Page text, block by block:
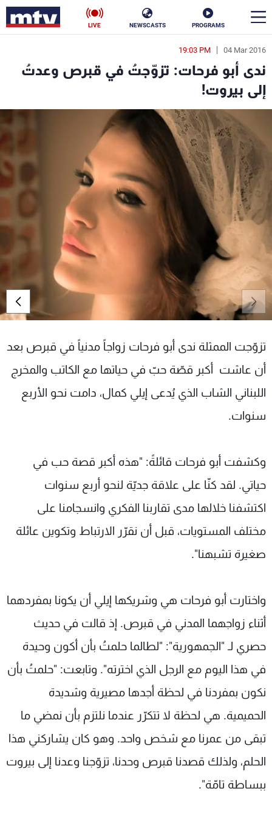
PROGRAMS
NEWSCASTS
LIVE
04 Mar 2016
19:03 PM
ندى أبو فرحات: تزوّجتُ في قبرص وعدتُ
إلى بيروت!
تزوّجت الممثلة ندى أبو فرحات زواجاً مدنياً في قبرص بعد
أن عاشت أكبر قصّة حبّ في حياتها مع الكاتب والمخرج
اللبناني الشاب الذي يُدعى إيلي كمال، دامت نحو الأربع
سنوات.
وكشفت أبو فرحات قائلةً: "هذه أكبر قصة حب في
حياتي. لقد كنّا على علاقة جديّة لنحو أربع سنوات
اكتشفنا خلالها مدى تقاربنا الفكري وانسجامنا على
مختلف المستويات، قبل أن نقرّر الارتباط وتكوين عائلة
صغيرة تشبهنا".
واختارت أبو فرحات هي وشريكها إيلي أن يكونا بمفردهما
أثناء زواجهما المدني في قبرص. إذ قالت في حديث
حصري لـ "الجمهورية": "لطالما حلمتُ بأن أكون وحيدة
في هذا اليوم مع الرجل الذي اخترته". وتابعت: "حلمتُ بأن
نكون بمفردنا في لحظة أجدها مصيرية وشديدة
الحميمية. هي لحظة لا تتكرّر عندما نلتزم بأن نمضي ما
تبقى من عمرنا مع شخص واحد. وهو كان يشاركني هذا
الحلم، ولذلك قصدنا قبرص وحدنا، تزوّجنا وعدنا إلى بيروت
ببساطة تامّة".
en
الأخبار
سياسة ناس
إقتصاد فن
منوعات رياضة
كأس العالم
البرامج
جدول البرامج
شاهد البرامج
الترددات
عن MTV
الإنـتـاج
لاعلاناتكم
وظائف
تواصل معنا
شروط الإسـتخدام
سياسة الخصوصية